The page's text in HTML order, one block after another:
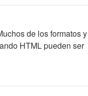
de los formatos y
HTML pueden ser